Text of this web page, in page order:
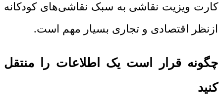
کارت ویزیت نقاشی به سبک نقاشی‌های کودکانه
ازنظر اقتصادی و تجاری بسیار مهم است.
چگونه قرار است یک اطلاعات را منتقل
کنید